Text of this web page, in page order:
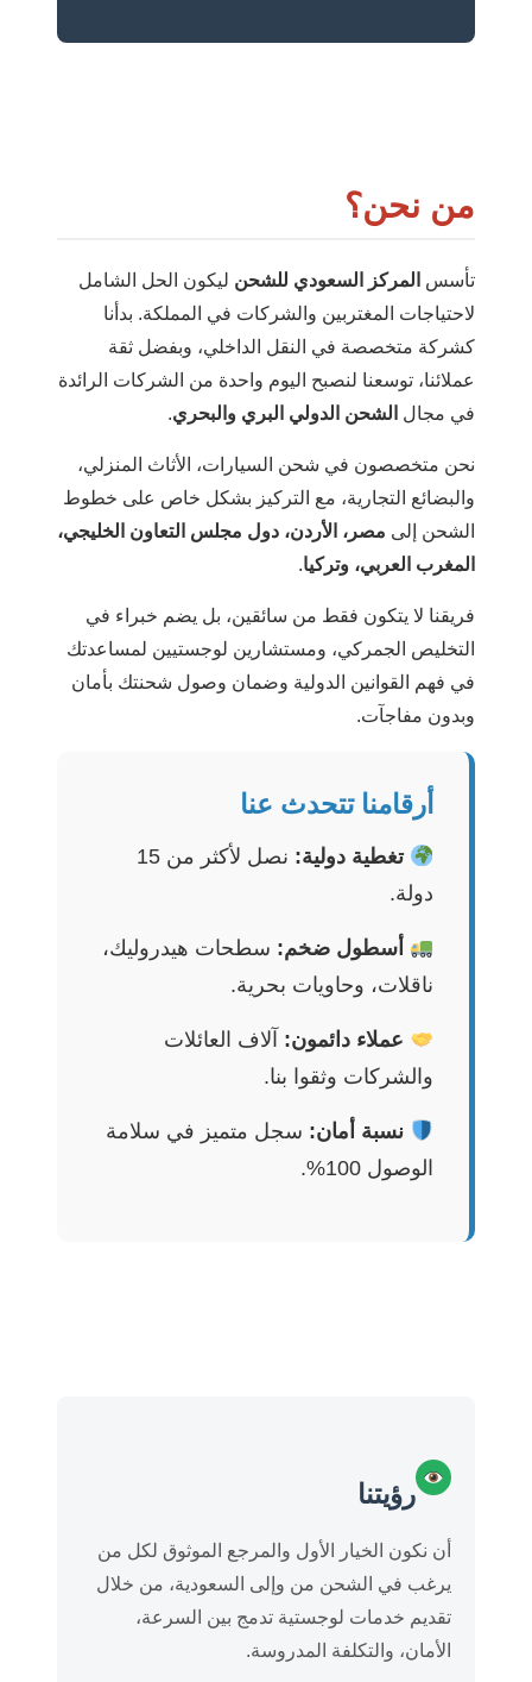
من نحن؟
تأسس المركز السعودي للشحن ليكون الحل الشامل
لاحتياجات المغتربين والشركات في المملكة. بدأنا
كشركة متخصصة في النقل الداخلي، وبفضل ثقة
عملائنا، توسعنا لنصبح اليوم واحدة من الشركات الرائدة
في مجال الشحن الدولي البري والبحري.
نحن متخصصون في شحن السيارات، الأثاث المنزلي،
والبضائع التجارية، مع التركيز بشكل خاص على خطوط
الشحن إلى مصر، الأردن، دول مجلس التعاون الخليجي،
المغرب العربي، وتركيا.
فريقنا لا يتكون فقط من سائقين، بل يضم خبراء في
التخليص الجمركي، ومستشارين لوجستيين لمساعدتك
في فهم القوانين الدولية وضمان وصول شحنتك بأمان
وبدون مفاجآت.
أرقامنا تتحدث عنا
تغطية دولية:
نصل لأكثر من 15
دولة.
أسطول ضخم: سطحات هيدروليك،
ناقلات، وحاويات بحرية.
عملاء دائمون: آلاف العائلات
والشركات وثقوا بنا.
نسبة أمان: سجل متميز في سلامة
الوصول 100%.
رؤيتنا
أن نكون الخيار الأول والمرجع الموثوق لكل من
يرغب في الشحن من وإلى السعودية، من خلال
تقديم خدمات لوجستية تدمج بين السرعة،
الأمان، والتكلفة المدروسة.